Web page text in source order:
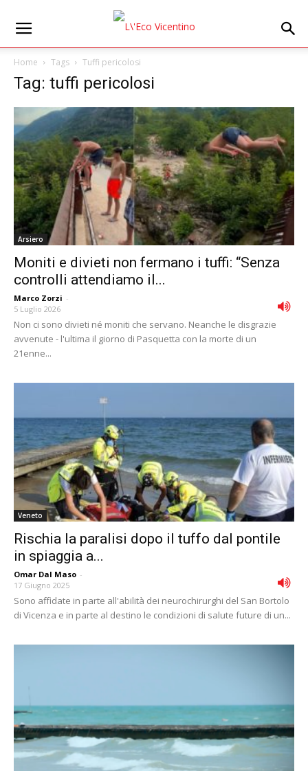
Home Tags Tuffi pericolosi
Tag: tuffi pericolosi
Arsiero
Moniti e divieti non fermano i tuffi: “Senza
controlli attendiamo il...
Marco Zorzi -
5 Luglio 2026
Non ci sono divieti né moniti che servano. Neanche le disgrazie
avvenute - l'ultima il giorno di Pasquetta con la morte di un
21enne...
Veneto
Rischia la paralisi dopo il tuffo dal pontile
in spiaggia a...
Omar Dal Maso -
17 Giugno 2025
Sono affidate in parte all'abilità dei neurochirurghi del San Bortolo
di Vicenza e in parte al destino le condizioni di salute future di un...